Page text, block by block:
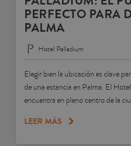
PERFECTO PARA
PALMA
Hotel Palladium
Elegir bien la ubicación es clave
de una estancia en Palma. El
encuentra en pleno centro de la
LEER MÁS